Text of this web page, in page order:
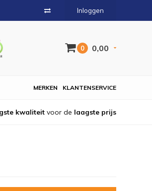
Inloggen
0 0,00
KLANTENSERVICE
MERKEN
kwaliteit voor de laagste prijs